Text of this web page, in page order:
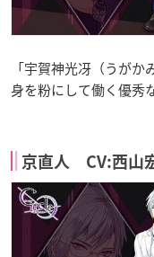
「宇賀神光冴（うが
身を粉にして働く優秀
京直人 CV:西山